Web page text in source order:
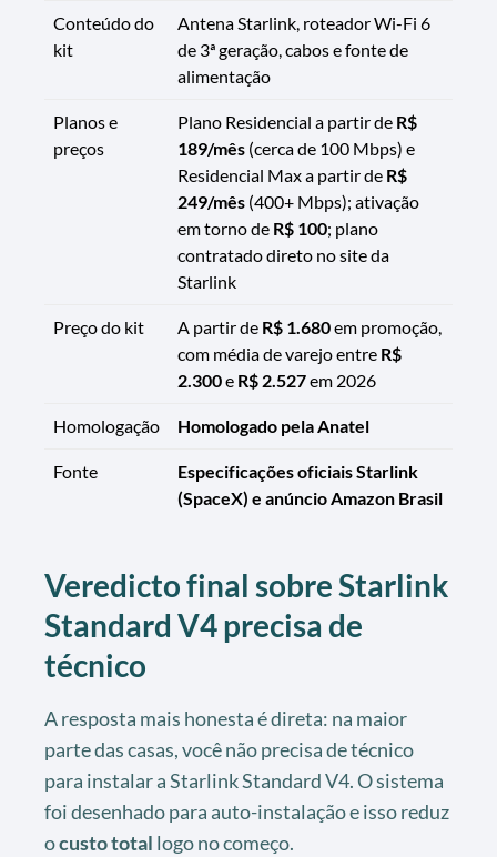
Conteúdo do
kit
Antena Starlink, roteador Wi-Fi 6
de 3ª geração, cabos e fonte de
alimentação
Planos e
preços
Plano Residencial a partir de R$
189/mês (cerca de 100 Mbps) e
Residencial Max a partir de R$
249/mês (400+ Mbps); ativação
em torno de R$ 100; plano
contratado direto no site da
Starlink
Preço do kit A partir de R$ 1.680em promoção,
com média de varejo entre R$
2.300e R$ 2.527em 2026
Homologação Homologado pela Anatel
Fonte
Especificações oficiais Starlink
(SpaceX) e anúncio Amazon Brasil
Veredicto final sobre Starlink
Standard V4 precisa de
técnico
A resposta mais honesta é direta: na maior
parte das casas, você não precisa de técnico
para instalar a Starlink Standard V4. O sistema
foi desenhado para auto-instalação e isso reduz
ocusto total logo no começo.